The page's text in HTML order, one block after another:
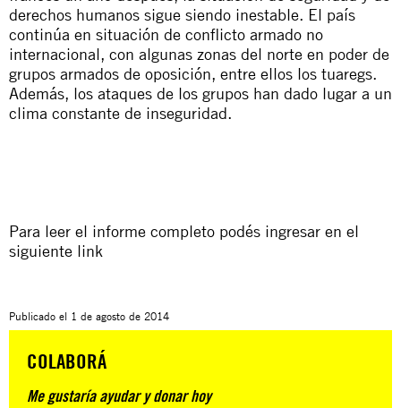
derechos humanos sigue siendo inestable. El país
continúa en situación de conflicto armado no
internacional, con algunas zonas del norte en poder de
grupos armados de oposición, entre ellos los tuaregs.
Además, los ataques de los grupos han dado lugar a un
clima constante de inseguridad.
Para leer el informe completo podés ingresar en el
siguiente link
Publicado el 1 de agosto de 2014
COLABORÁ
Me gustaría ayudar y donar hoy